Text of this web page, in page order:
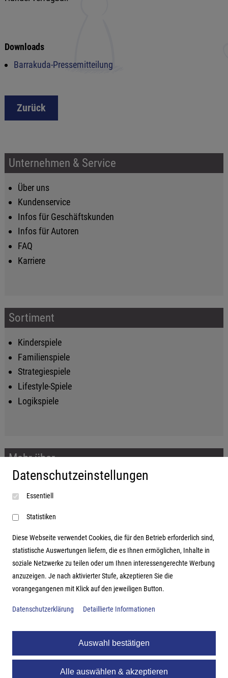
Downloads
Barrakuda-Pressemitteilung
Zurück
Unternehmen & Service
Über uns
Kundenservice
Infos für Geschäftskunden
Infos für Autoren
FAQ
Karriere
Sortiment
Kinderspiele
Familienspiele
Strategiespiele
Lifestyle-Spiele
Logikspiele
Mehr über...
Impressum
AGB
Datenschutzerklärung
Adresse
Hutter Trade GmbH + Co KG
Bgm.-Landmann-Platz 1-5
Datenschutzeinstellungen
Essentiell
Statistiken
Diese Webseite verwendet Cookies, die für den Betrieb erforderlich sind,
statistische Auswertungen liefern, die es Ihnen ermöglichen, Inhalte in
soziale Netzwerke zu teilen oder um Ihnen interessengerechte Werbung
anzuzeigen. Je nach aktivierter Stufe, akzeptieren Sie die
vorangegangenen mit Klick auf den jeweiligen Button.
Datenschutzerklärung Detaillierte Informationen
Auswahl bestätigen
Alle auswählen & akzeptieren